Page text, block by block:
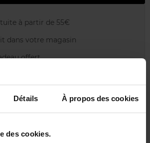
Détails À propos des cookies
des cookies.
à partir de 55€
dans votre magasin
offert